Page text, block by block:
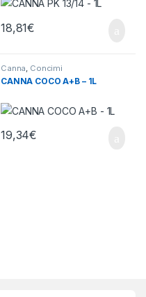
18,81€
Canna, Concimi
CANNA COCO A+B – 1L
19,34€